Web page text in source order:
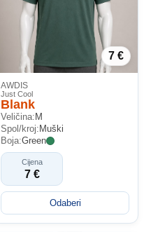
7 €
AWDIS
Just Cool
Blank
Veličina: M
Spol/kroj: Muški
Boja:Green
Cijena
7 €
Odaberi